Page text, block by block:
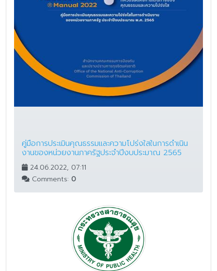
คู่มือการประเมินคุณธรรมและความโปร่งใสในการดำเนิน
งานของหน่วยงานภาครัฐประจำปีงบประมาณ 2565
24.06.2022, 07:11
Comments: 0